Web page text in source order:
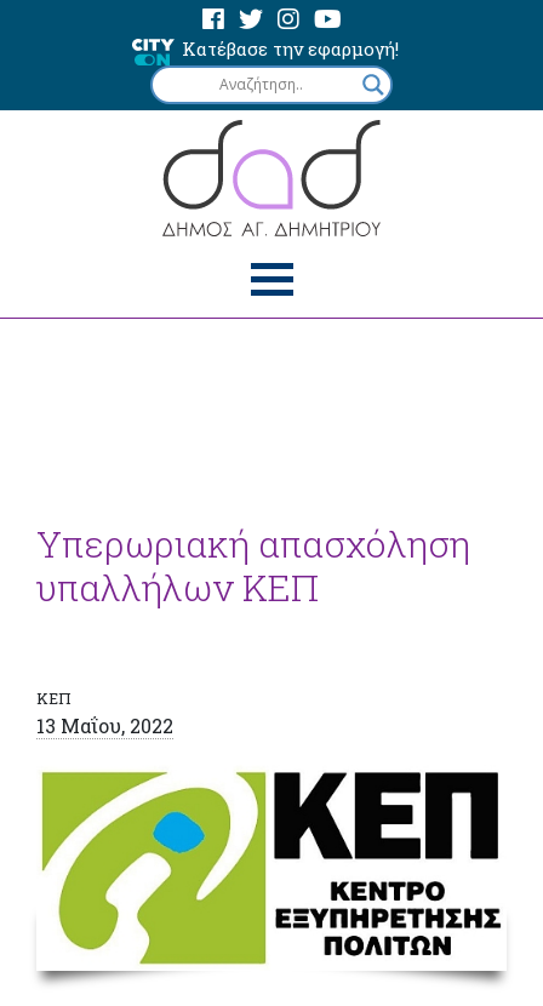
Κατέβασε την εφαρμογή!
Υπερωριακή απασχόληση
υπαλλήλων ΚΕΠ
ΚΕΠ
13 Μαΐου, 2022